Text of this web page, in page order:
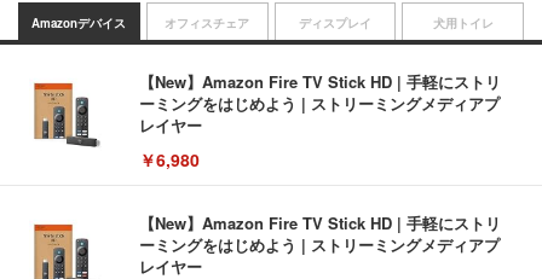
Amazonデバイス
【New】Amazon Fire TV Stick HD | 手軽にストリ
ーミングをはじめよう | ストリーミングメディアプ
レイヤー
￥6,980
【New】Amazon Fire TV Stick HD | 手軽にストリ
ーミングをはじめよう | ストリーミングメディアプ
レイヤー
オフィスチェア ディスプレイ 犬用トイレ